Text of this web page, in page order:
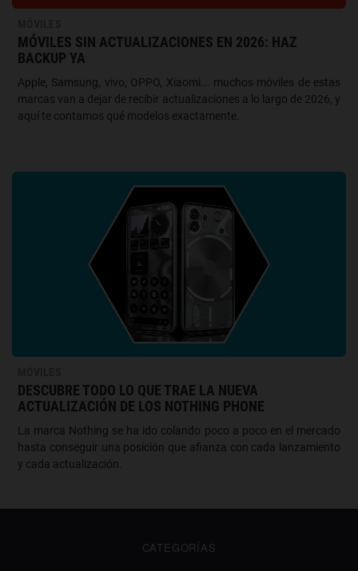
MÓVILES SIN ACTUALIZACIONES EN 2026: HAZ
BACKUP YA
Apple, Samsung, vivo, OPPO, Xiaomi... muchos móviles de estas
marcas van a dejar de recibir actualizaciones a lo largo de 2026, y
aquí te contamos qué modelos exactamente.
DESCUBRE TODO LO QUE TRAE LA NUEVA
ACTUALIZACIÓN DE LOS NOTHING PHONE
La marca Nothing se ha ido colando poco a poco en el mercado
hasta conseguir una posición que afianza con cada lanzamiento
y cada actualización.
CATEGORÍAS